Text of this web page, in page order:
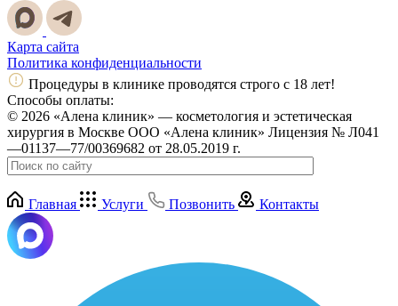
Карта сайта
Политика конфиденциальности
Процедуры в клинике проводятся строго с 18 лет!
Способы оплаты:
© 2026 «Алена клиник» — косметология и эстетическая
хирургия в Москве ООО «Алена клиник» Лицензия № Л041
—01137—77/00369682 от 28.05.2019 г.
Главная Услуги Позвонить Контакты